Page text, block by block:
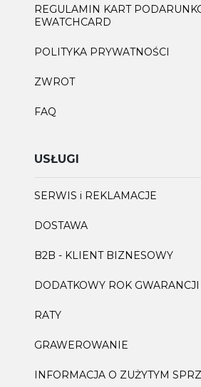
REGULAMIN KART
EWATCHCARD
POLITYKA PRYWATNOŚCI
ZWROT
FAQ
USŁUGI
SERWIS i REKLAMACJE
DOSTAWA
B2B - KLIENT BIZNESOWY
DODATKOWY ROK GWARANCJI
RATY
GRAWEROWANIE
INFORMACJA O ZUŻYTYM